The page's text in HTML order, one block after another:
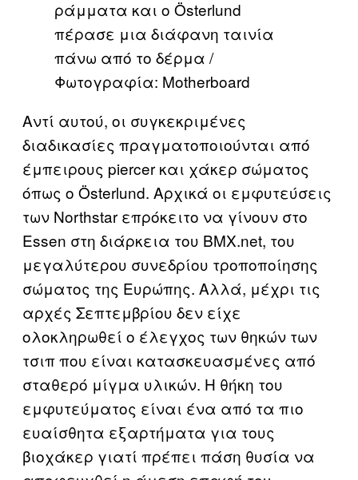
ράμματα και ο Österlund
πέρασε μια διάφανη ταινία
πάνω από το δέρμα /
Φωτογραφία: Motherboard
Αντί αυτού, οι συγκεκριμένες
διαδικασίες πραγματοποιούνται από
έμπειρους piercer και χάκερ σώματος
όπως ο Österlund. Αρχικά οι εμφυτεύσεις
των Northstar επρόκειτο να γίνουν στο
Essen στη διάρκεια του BMX.net, του
μεγαλύτερου συνεδρίου τροποποίησης
σώματος της Ευρώπης. Αλλά, μέχρι τις
αρχές Σεπτεμβρίου δεν είχε
ολοκληρωθεί ο έλεγχος των θηκών των
τσιπ που είναι κατασκευασμένες από
σταθερό μίγμα υλικών. Η θήκη του
εμφυτεύματος είναι ένα από τα πιο
ευαίσθητα εξαρτήματα για τους
βιοχάκερ γιατί πρέπει πάση θυσία να